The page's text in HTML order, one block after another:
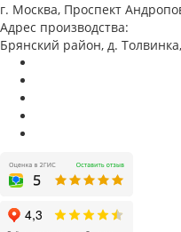
г. Москва, Проспект
Адрес производства:
Брянский район, д.